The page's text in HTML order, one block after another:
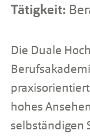
Tätigkeit:
Die Duale
hohes
selbständigen